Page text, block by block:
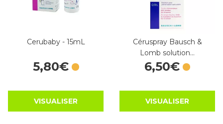
Cerubaby - 15mL
5,80€
VISUALISER
Céruspray Bausch &
Lomb solution…
6,50€
VISUALISER